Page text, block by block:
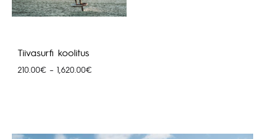
Tiivasurfi koolitus
210.00€ – 1,620.00€Hinnavahemik: